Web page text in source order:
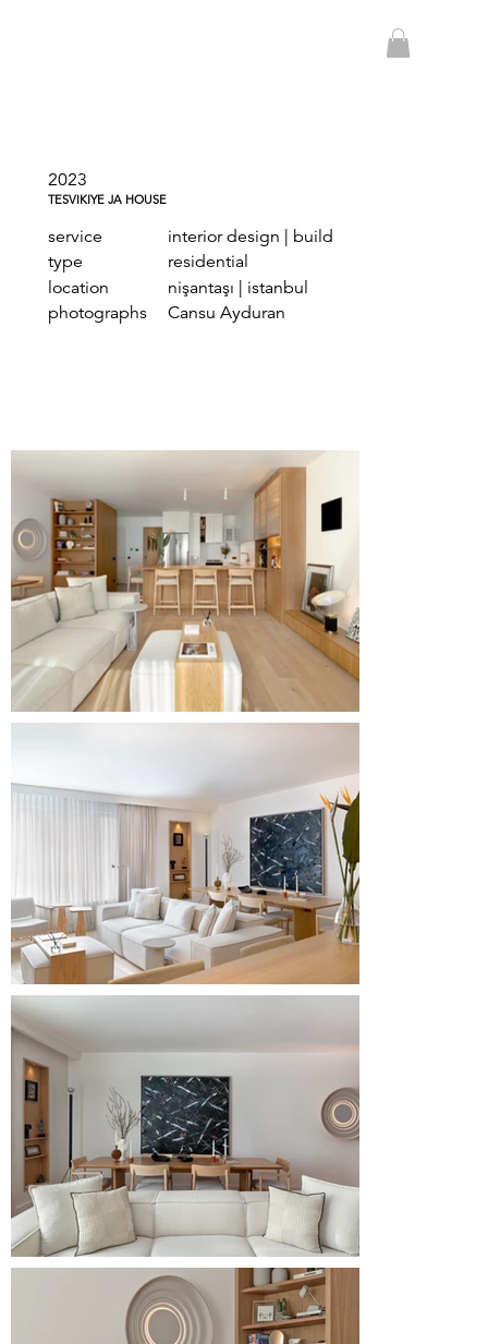
2023
TESVIKIYE JA HOUSE
service
interior design | build
type
residential
location
nişantaşı | istanbul
photographs
Cansu Ayduran